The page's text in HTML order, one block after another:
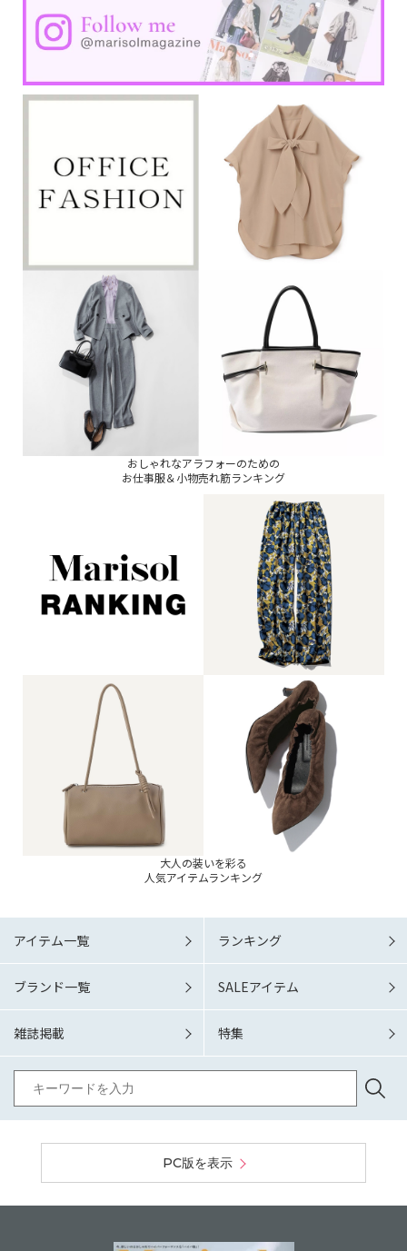
おしゃれなアラフォーのための
お仕事服＆小物売れ筋ランキング
大人の装いを彩る
人気アイテムランキング
アイテム一覧 ランキング
ブランド一覧 SALEアイテム
雑誌掲載 特集
PC版を表示